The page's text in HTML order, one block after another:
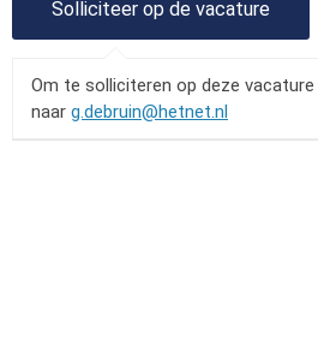
Om te solliciteren op deze vacature
naar g.debruin@hetnet.nl